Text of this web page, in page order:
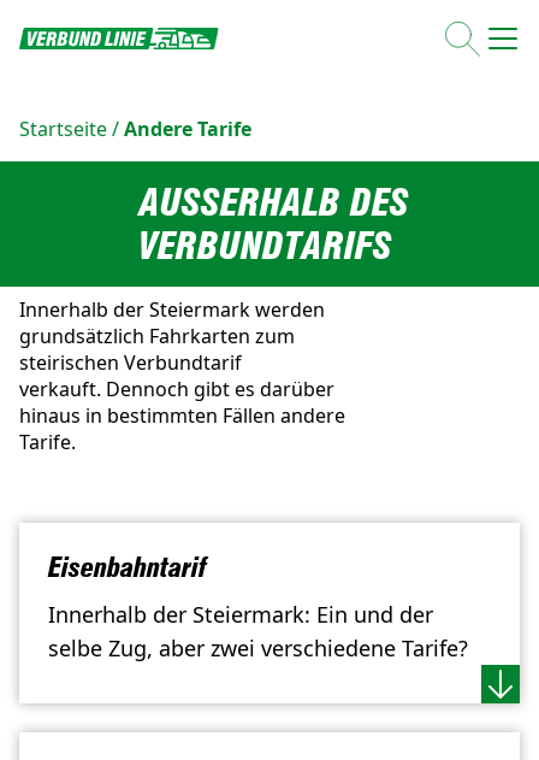
Startseite/Andere Tarife
AUSSERHALB DES V
ERBUNDTARIFS
Innerhalb der Steiermark werden
grundsätzlich Fahrkarten zum
steirischen Verbundtarif
verkauft. Dennoch gibt es darüber
hinaus in bestimmten Fällen andere
Tarife.
Eisenbahntarif
Innerhalb der Steiermark: Ein und der
selbe Zug, aber zwei verschiedene Tarife?